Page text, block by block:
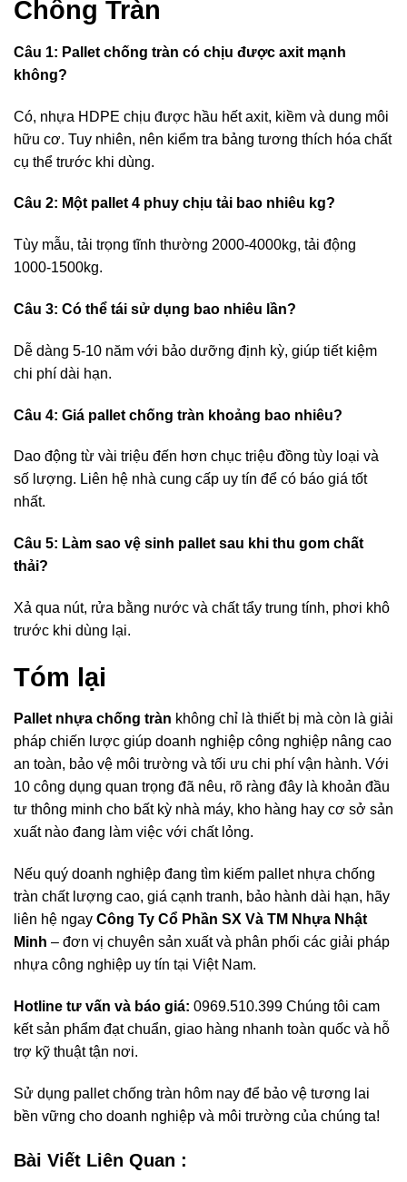
Chống Tràn
Câu 1: Pallet chống tràn có chịu được axit mạnh
không?
Có, nhựa HDPE chịu được hầu hết axit, kiềm và dung môi
hữu cơ. Tuy nhiên, nên kiểm tra bảng tương thích hóa chất
cụ thể trước khi dùng.
Câu 2: Một pallet 4 phuy chịu tải bao nhiêu kg?
Tùy mẫu, tải trọng tĩnh thường 2000-4000kg, tải động
1000-1500kg.
Câu 3: Có thể tái sử dụng bao nhiêu lần?
Dễ dàng 5-10 năm với bảo dưỡng định kỳ, giúp tiết kiệm
chi phí dài hạn.
Câu 4: Giá pallet chống tràn khoảng bao nhiêu?
Dao động từ vài triệu đến hơn chục triệu đồng tùy loại và
số lượng. Liên hệ nhà cung cấp uy tín để có báo giá tốt
nhất.
Câu 5: Làm sao vệ sinh pallet sau khi thu gom chất
thải?
Xả qua nút, rửa bằng nước và chất tẩy trung tính, phơi khô
trước khi dùng lại.
Tóm lại
Pallet nhựa chống tràn không chỉ là thiết bị mà còn là giải
pháp chiến lược giúp doanh nghiệp công nghiệp nâng cao
an toàn, bảo vệ môi trường và tối ưu chi phí vận hành. Với
10 công dụng quan trọng đã nêu, rõ ràng đây là khoản đầu
tư thông minh cho bất kỳ nhà máy, kho hàng hay cơ sở sản
xuất nào đang làm việc với chất lỏng.
Nếu quý doanh nghiệp đang tìm kiếm pallet nhựa chống
tràn chất lượng cao, giá cạnh tranh, bảo hành dài hạn, hãy
liên hệ ngay Công Ty Cổ Phần SX Và TM Nhựa Nhật
Minh – đơn vị chuyên sản xuất và phân phối các giải pháp
nhựa công nghiệp uy tín tại Việt Nam.
Hotline tư vấn và báo giá: 0969.510.399 Chúng tôi cam
kết sản phẩm đạt chuẩn, giao hàng nhanh toàn quốc và hỗ
trợ kỹ thuật tận nơi.
Sử dụng pallet chống tràn hôm nay để bảo vệ tương lai
bền vững cho doanh nghiệp và môi trường của chúng ta!
Bài Viết Liên Quan :